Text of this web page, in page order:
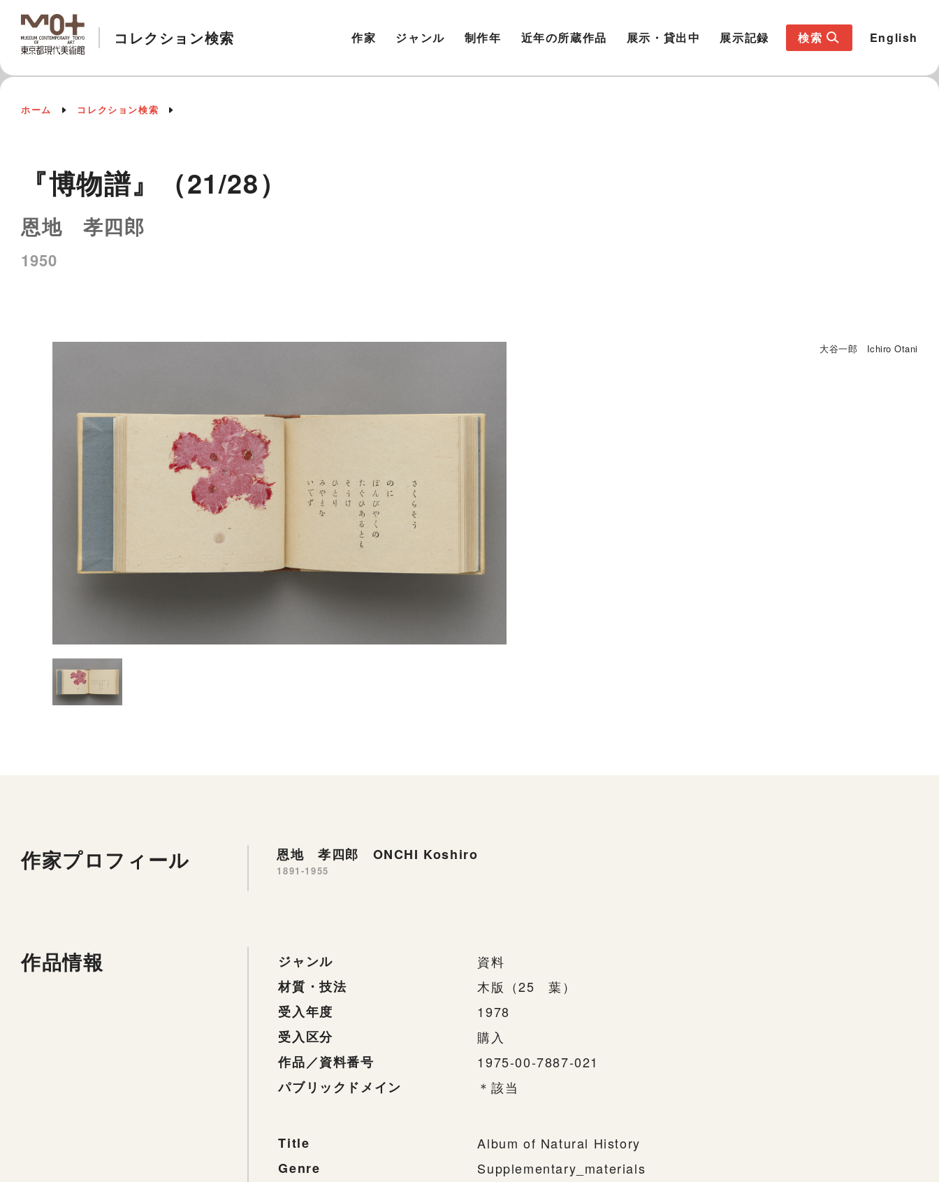
コレクション検索 作家 ジャンル 制作年 近年の所蔵作品 展示・貸出中 展示記録 検索 English
ホーム コレクション検索
『博物譜』（21/28）
恩地 孝四郎
1950
大谷一郎 Ichiro Otani
作家プロフィール 恩地 孝四郎 ONCHI Koshiro
1891-1955
作品情報 ジャンル
資料
材質・技法
木版（25 葉）
受入年度
1978
受入区分
購入
作品／資料番号
1975-00-7887-021
パブリックドメイン
＊該当
Title
Album of Natural History
Genre
Supplementary_materials